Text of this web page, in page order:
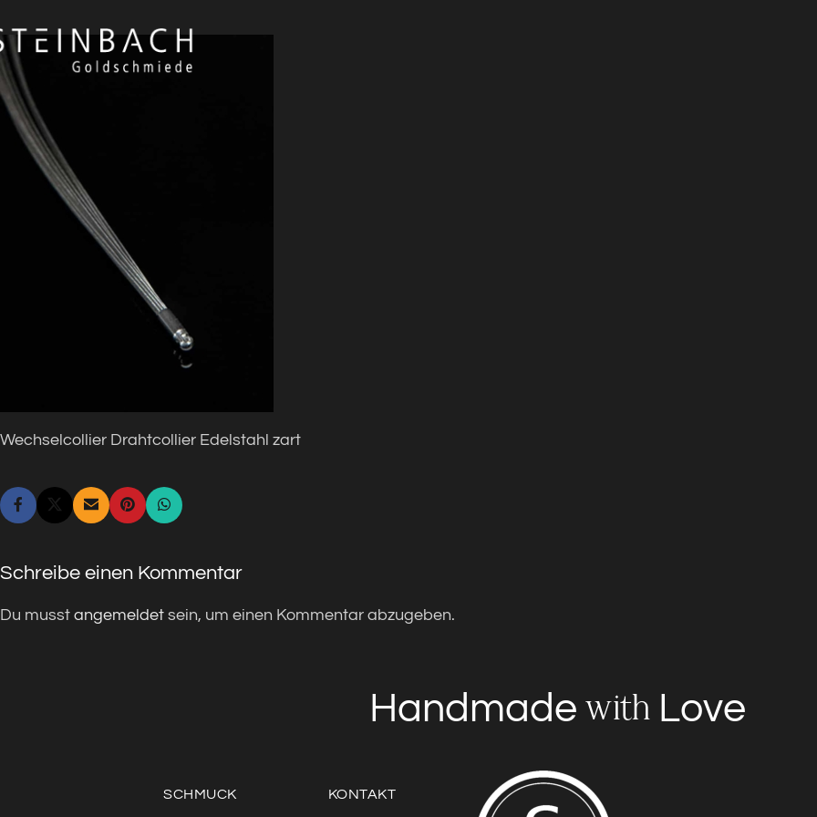
Wechselcollier Drahtcollier Edelstahl zart
Schreibe einen Kommentar
Du musst angemeldet sein, um einen Kommentar abzugeben.
Handmade with Love
SCHMUCK KONTAKT